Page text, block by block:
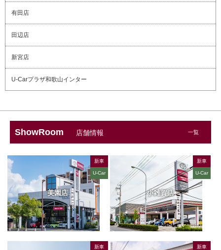
有田店
田辺店
新宮店
U-Carプラザ和歌山インター
ShowRoom 店舗情報 一覧
美園店
新車
U-Car
小雑賀店
新車
U-Car
新車 新車